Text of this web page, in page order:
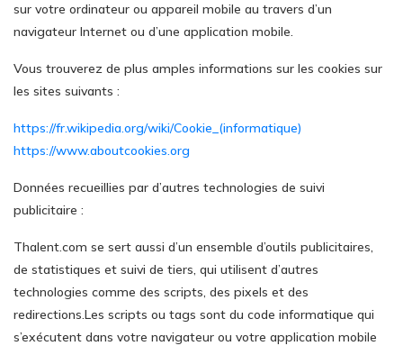
sur votre ordinateur ou appareil mobile au travers d’un
navigateur Internet ou d’une application mobile.
Vous trouverez de plus amples informations sur les cookies sur
les sites suivants :
https://fr.wikipedia.org/wiki/Cookie_(informatique)
https://www.aboutcookies.org
Données recueillies par d’autres technologies de suivi
publicitaire :
Thalent.com se sert aussi d’un ensemble d’outils publicitaires,
de statistiques et suivi de tiers, qui utilisent d’autres
technologies comme des scripts, des pixels et des
redirections.Les scripts ou tags sont du code informatique qui
s’exécutent dans votre navigateur ou votre application mobile